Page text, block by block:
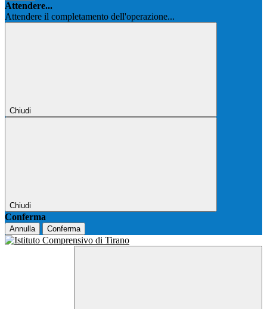
Attendere...
Attendere il completamento dell'operazione...
Chiudi
Chiudi
Conferma
Annulla Conferma